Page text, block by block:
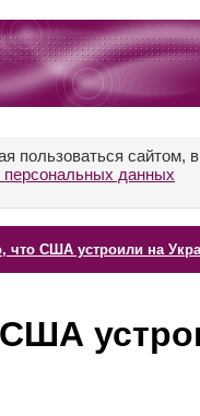
пользоваться сайтом,
персональных данных
что США устроили на